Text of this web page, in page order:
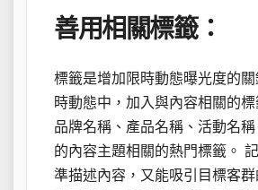
善用相關標籤：
標籤是增加限時動態曝光度的
時動態中，加入與內容相關的
品牌名稱、產品名稱、活動名
的內容主題相關的熱門標籤。
準描述內容，又能吸引目標客